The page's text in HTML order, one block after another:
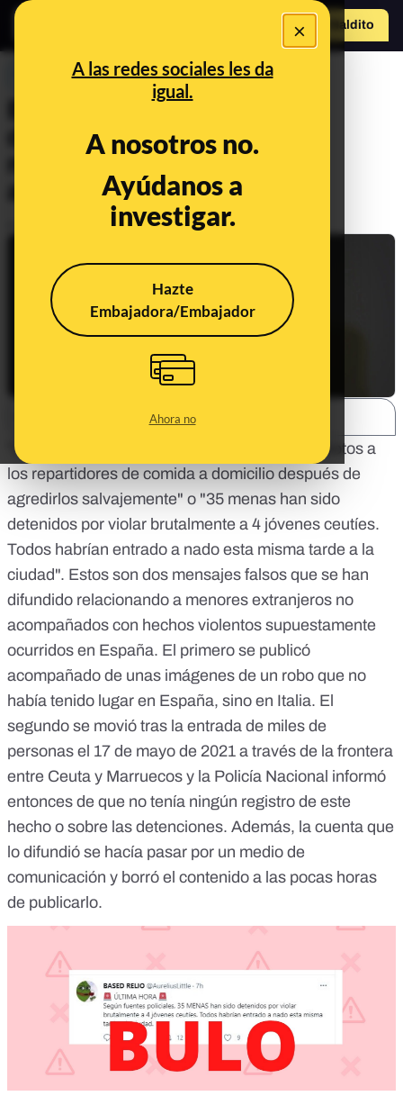
×
A las redes sociales les da
igual.
A nosotros no.
Ayúdanos a
investigar.
Hazte
Embajadora/Embajador
Ahora no
Hazte Maldito
PREBUNKING
El imaginario que crea la
desinformación sobre los
menores migrantes no
acompañados
Oct 4, 2021, 9:03:00 AM
"Inmigrantes ilegales roban en Canarias las motos a
los repartidores de comida a domicilio después de
agredirlos salvajemente" o "35 menas han sido
detenidos por violar brutalmente a 4 jóvenes ceutíes.
Todos habrían entrado a nado esta misma tarde a la
ciudad". Estos son dos mensajes falsos que se han
difundido relacionando a menores extranjeros no
acompañados con hechos violentos supuestamente
ocurridos en España. El primero se publicó
acompañado de unas imágenes de un robo que no
había tenido lugar en España, sino en Italia. El
segundo se movió tras la entrada de miles de
personas el 17 de mayo de 2021 a través de la frontera
entre Ceuta y Marruecos y la Policía Nacional informó
entonces de que no tenía ningún registro de este
hecho o sobre las detenciones. Además, la cuenta que
lo difundió se hacía pasar por un medio de
comunicación y borró el contenido a las pocas horas
de publicarlo.